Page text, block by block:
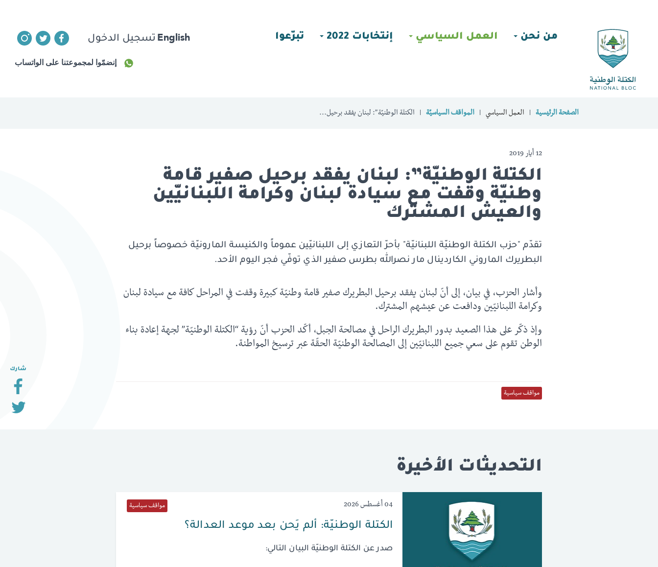
English تسجيل الدخول
إنضمّوا لمجموعتنا على الواتساب
تبرّعوا إنتخابات 2022 العمل السياسي من نحن
شارك
الصفحة الرئيسية العمل السياسي المواقف السياسيّة الكتلة الوطنيّة”: لبنان يفقد برحيل...
12 أيار 2019
الكتلة الوطنيّة”: لبنان يفقد برحيل صفير قامة
وطنيّة وقفت مع سيادة لبنان وكرامة اللبنانيّين
والعيش المشترك
تقدّم "حزب الكتلة الوطنيّة اللبنانيّة" بأحرّ التعازي إلى اللبنانيّين عموماً والكنيسة المارونيّة خصوصاً برحيل
البطريرك الماروني الكاردينال مار نصرالله بطرس صفير الذي توفّي فجر اليوم الأحد.
وأشار الحزب، في بيان، إلى أنّ لبنان يفقد برحيل البطريرك صفير قامة وطنيّة كبيرة وقفت في المراحل كافة مع سيادة لبنان
وكرامة اللبنانيّين ودافعت عن عيشهم المشترك.
وإذ ذكّر على هذا الصعيد بدور البطريرك الراحل في مصالحة الجبل، أكّد الحزب أنّ رؤية “الكتلة الوطنيّة” لجهة إعادة بناء
الوطن تقوم على سعي جميع اللبنانيّين إلى المصالحة الوطنيّة الحقّة عبر ترسيخ المواطنة.
مواقف سياسية
التحديثات الأخيرة
04 أغسطس 2026 مواقف سياسية
الكتلة الوطنيّة: ألم يَحن بعد موعد العدالة؟
صدر عن الكتلة الوطنيّة البيان التالي: